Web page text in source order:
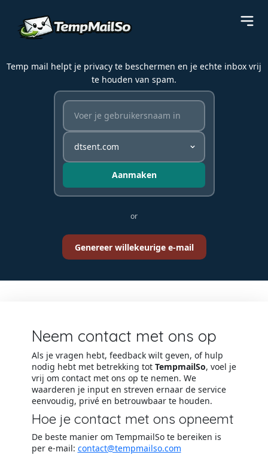
Temp mail helpt je privacy te beschermen en je echte inbox vrij
te houden van spam.
Aanmaken
or
Genereer willekeurige e-mail
Neem contact met ons op
Als je vragen hebt, feedback wilt geven, of hulp
nodig hebt met betrekking tot TempmailSo, voel je
vrij om contact met ons op te nemen. We
waarderen je input en streven ernaar de service
eenvoudig, privé en betrouwbaar te houden.
Hoe je contact met ons opneemt
De beste manier om TempmailSo te bereiken is
per e-mail: contact@tempmailso.com